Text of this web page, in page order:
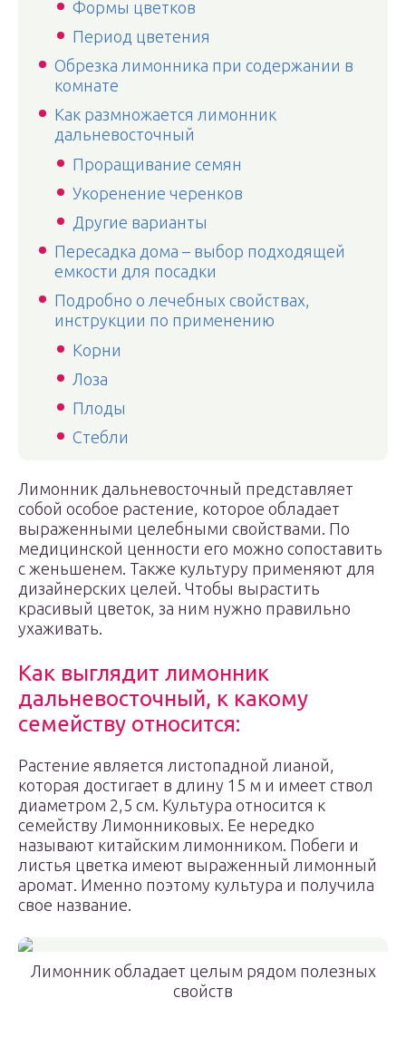
Формы цветков
Период цветения
Обрезка лимонника при содержании в
комнате
Как размножается лимонник
дальневосточный
Проращивание семян
Укоренение черенков
Другие варианты
Пересадка дома – выбор подходящей
емкости для посадки
Подробно о лечебных свойствах,
инструкции по применению
Корни
Лоза
Плоды
Стебли
Лимонник дальневосточный представляет
собой особое растение, которое обладает
выраженными целебными свойствами. По
медицинской ценности его можно сопоставить
с женьшенем. Также культуру применяют для
дизайнерских целей. Чтобы вырастить
красивый цветок, за ним нужно правильно
ухаживать.
Как выглядит лимонник
дальневосточный, к какому
семейству относится:
Растение является листопадной лианой,
которая достигает в длину 15 м и имеет ствол
диаметром 2,5 см. Культура относится к
семейству Лимонниковых. Ее нередко
называют китайским лимонником. Побеги и
листья цветка имеют выраженный лимонный
аромат. Именно поэтому культура и получила
свое название.
Лимонник обладает целым рядом полезных
свойств